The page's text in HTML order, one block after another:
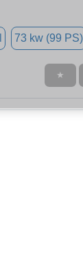
73 kw (99 PS)
★